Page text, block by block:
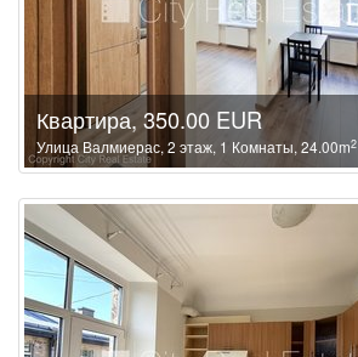
Квартира, 350.00 EUR
Улица Валмиерас, 2 этаж, 1 Комнаты, 24.00m2